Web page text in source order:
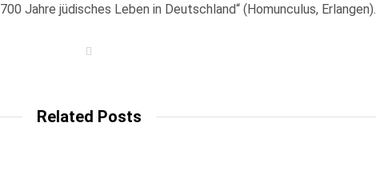
Jahre jüdisches Leben in Deutschland“ (Homunculus, Erlangen).
Related Posts